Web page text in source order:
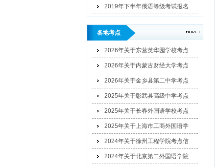
2019年下半年俄语等级考试报名
各地考点
2026年关于东营英华园学校考点
2026年关于内蒙古财经大学考点
2026年关于金乡县第二中学考点
2025年关于彰武县高级中学考点
2025年关于长春外国语学校考点
2025年关于上海市工商外国语学
2024年关于徐州工程学院考点信
2024年关于北京第二外国语学院